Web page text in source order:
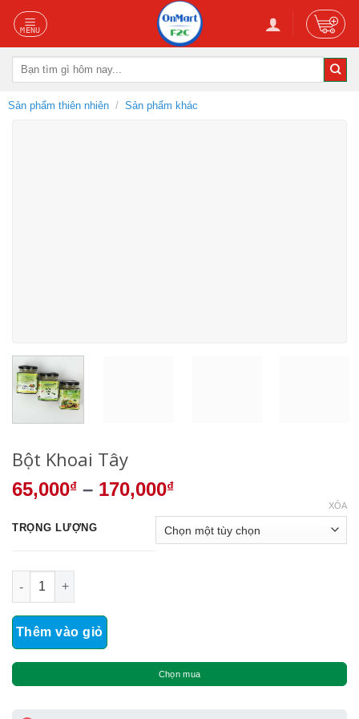
Skip
content
Tìm
Sản phẩm thiên nhiên / Sản phẩm khác
Bột Khoai Tây
65,000₫ – 170,000₫
TRỌNG LƯỢNG
XÓA
Bột Khoai Tây số lượng
Thêm vào giỏ
Chọn mua